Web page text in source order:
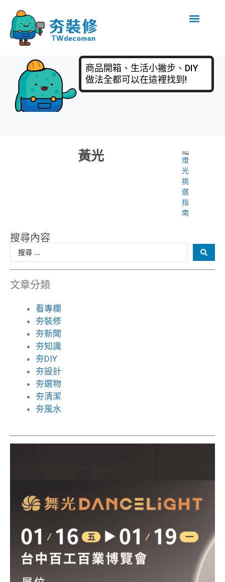
商品開箱、生活小撇步、DIY
做法全都可以在這裡找到!
黃光
燈
光
挑
選
指
南
搜尋內容
文章分類
看專欄
夯裝修
夯新聞
夯知識
夯DIY
夯設計
夯選物
夯清潔
夯風水